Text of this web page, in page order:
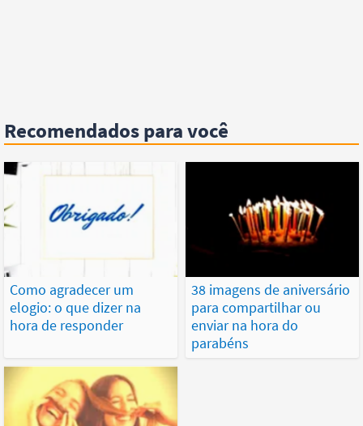
Recomendados para você
Como agradecer um
elogio: o que dizer na
hora de responder
38 imagens de aniversário
para compartilhar ou
enviar na hora do
parabéns